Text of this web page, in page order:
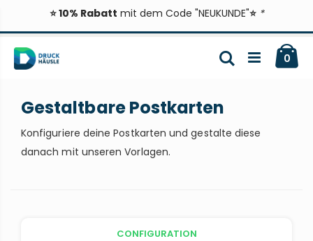
⭐ 10% Rabatt mit dem Code "NEUKUNDE"⭐ *
Inhalt
springen
0
Suche
Gestaltbare Postkarten
Konfiguriere deine Postkarten und gestalte diese
danach mit unseren Vorlagen.
CONFIGURATION